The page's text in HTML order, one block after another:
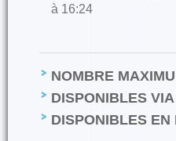
à 16:24
NOMBRE
DISPONIBLES
DISPONIBLES